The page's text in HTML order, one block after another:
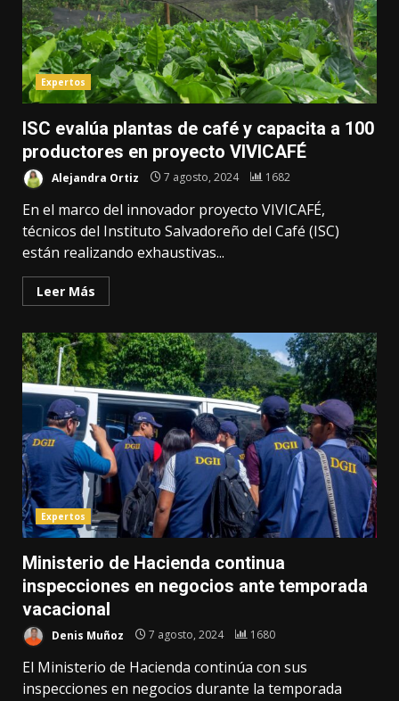
Expertos
ISC evalúa plantas de café y capacita a 100
productores en proyecto VIVICAFÉ
Alejandra Ortiz 7 agosto, 2024 1682
En el marco del innovador proyecto VIVICAFÉ,
técnicos del Instituto Salvadoreño del Café (ISC)
están realizando exhaustivas...
Leer Más
Expertos
Ministerio de Hacienda continua
inspecciones en negocios ante temporada
vacacional
Denis Muñoz 7 agosto, 2024 1680
El Ministerio de Hacienda continúa con sus
inspecciones en negocios durante la temporada